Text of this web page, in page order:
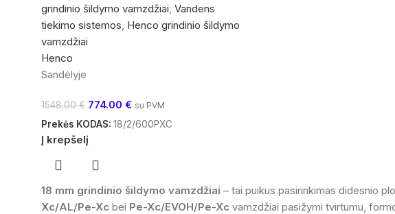
grindinio šildymo vamzdžiai, Vandens
tiekimo sistemos, Henco grindinio šildymo
vamzdžiai
Henco
Sandėlyje
1548.00€ 774.00 € su PVM
Prekės KODAS: 18/2/600PXC
Į krepšelį
18 mm grindinio šildymo vamzdžiai – tai puikus pasirinkimas didesnio
Xc/AL/Pe-Xc bei Pe-Xc/EVOH/Pe-Xc vamzdžiai pasižymi tvirtumu,